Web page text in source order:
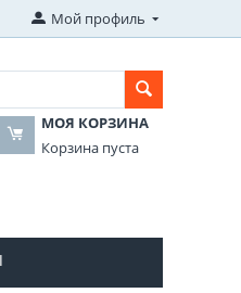
Мой профиль
МОЯ КОРЗИНА
Корзина пуста